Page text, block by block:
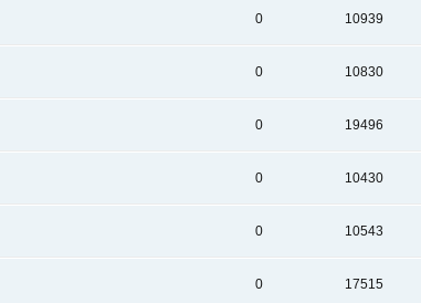
0 10939
0 10830
0 19496
0 10430
0 10543
0 17515